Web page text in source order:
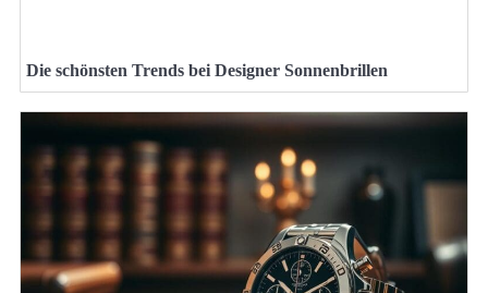
Die schönsten Trends bei Designer Sonnenbrillen